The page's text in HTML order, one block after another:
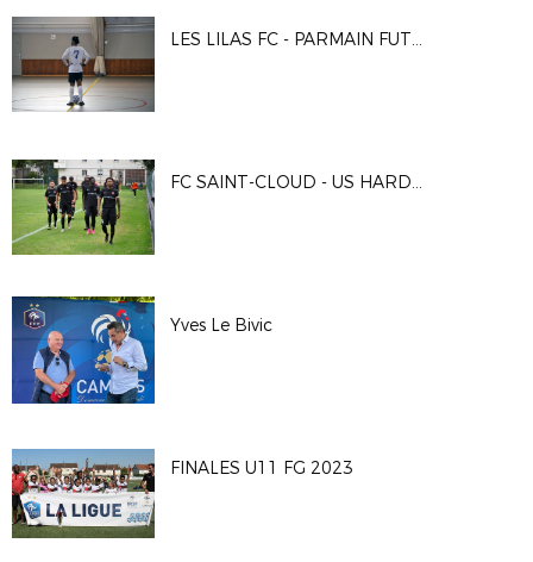
LES LILAS FC - PARMAIN FUTSAL AS
FC SAINT-CLOUD - US HARDRICOURT
Yves Le Bivic
FINALES U11 FG 2023